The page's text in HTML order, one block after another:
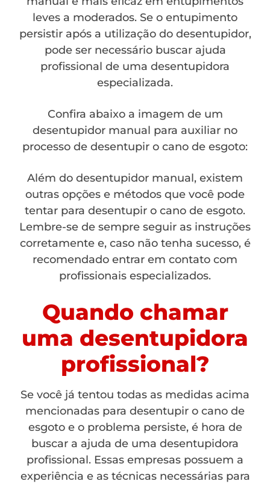
leves a moderados. Se o entupimento
persistir após a utilização do desentupidor,
pode ser necessário buscar ajuda
profissional de uma desentupidora
especializada.
Confira abaixo a imagem de um
desentupidor manual para auxiliar no
processo de desentupir o cano de esgoto:
Além do desentupidor manual, existem
outras opções e métodos que você pode
tentar para desentupir o cano de esgoto.
Lembre-se de sempre seguir as instruções
corretamente e, caso não tenha sucesso, é
recomendado entrar em contato com
profissionais especializados.
Quando chamar
uma desentupidora
profissional?
Se você já tentou todas as medidas acima
mencionadas para desentupir o cano de
esgoto e o problema persiste, é hora de
buscar a ajuda de uma desentupidora
profissional. Essas empresas possuem a
experiência e as técnicas necessárias para